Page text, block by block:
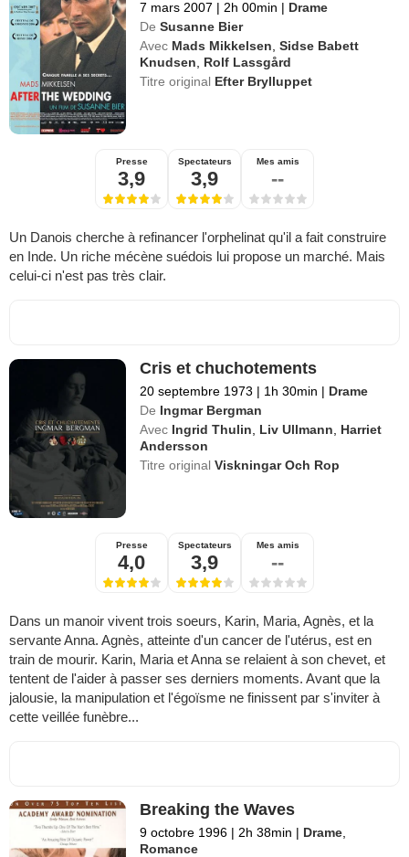
7 mars 2007 | 2h 00min | Drame
De Susanne Bier
Avec Mads Mikkelsen ,Sidse Babett
Knudsen
Rolf Lassgård
Titre original Efter Brylluppet
Presse
3,9
Spectateurs
3,9
Mes amis
--
Un Danois cherche à refinancer l'orphelinat qu'il a fait construire
en Inde. Un riche mécène suédois lui propose un marché. Mais
celui-ci n'est pas très clair.
Cris et chuchotements
20 septembre 1973 | 1h 30min | Drame
De Ingmar Bergman
Avec Ingrid Thulin Liv Ullmann
Harriet
Andersson
Titre originalViskningar Och Rop
Presse
4,0
Spectateurs
3,9
Mes amis
--
Dans un manoir vivent trois soeurs, Karin, Maria, Agnès, et la
servante Anna. Agnès, atteinte d'un cancer de l'utérus, est en
train de mourir. Karin, Maria et Anna se relaient à son chevet, et
tentent de l'aider à passer ses derniers moments. Avant que la
jalousie, la manipulation et l'égoïsme ne finissent par s'inviter à
cette veillée funèbre...
Breaking the Waves
9 octobre 1996 | 2h 38min | Drame
Romance